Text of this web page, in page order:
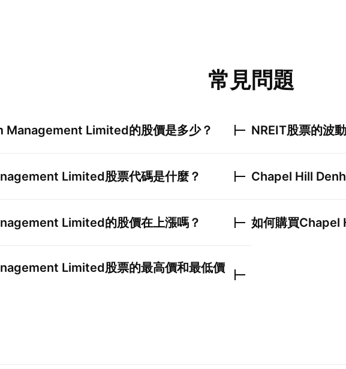
常見問題
Management Limited的股價是多少？
Limited股票代碼是什麼？
Limited的股價在上漲嗎？
Limited股票的最高價和最低價
NREIT股票的波
Chapel Hill
如何購買Chapel